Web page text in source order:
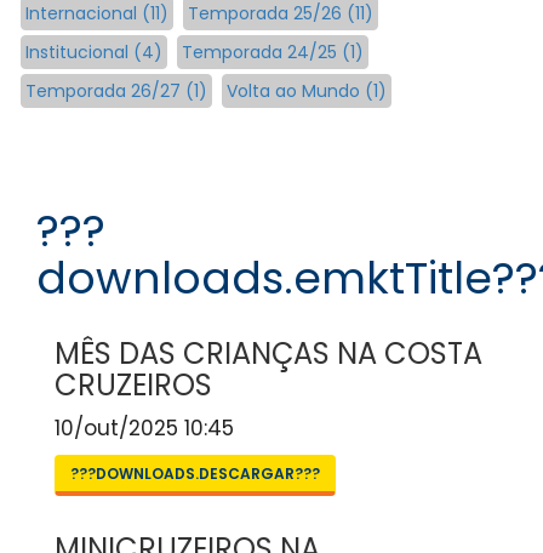
Internacional (11)
Temporada 25/26 (11)
Institucional (4)
Temporada 24/25 (1)
Temporada 26/27 (1)
Volta ao Mundo (1)
???
MÊS DAS CRIANÇAS NA COSTA
CRUZEIROS
10/out/2025 10:45
???DOWNLOADS.DESCARGAR???